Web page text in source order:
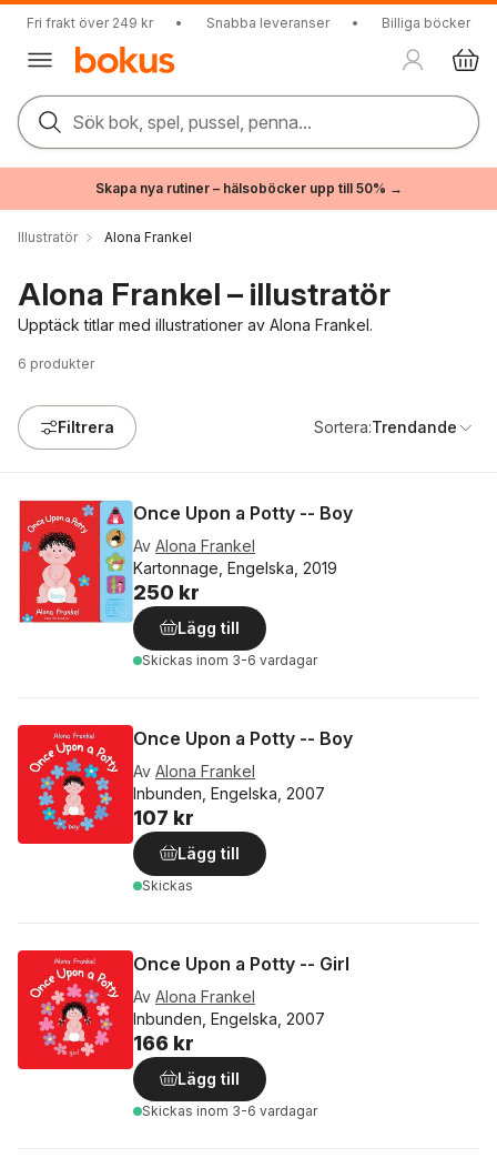
Fri frakt över 249 kr • Snabba leveranser • Billiga böcker
Sök bok, spel, pussel, penna...
Skapa nya rutiner – hälsoböcker upp till 50% →
Illustratör Alona Frankel
Alona Frankel – illustratör
Upptäck titlar med illustrationer av Alona Frankel.
6 produkter
Filtrera Sortera:Trendande
Once Upon a Potty -- Boy
Av Alona Frankel
Kartonnage, Engelska, 2019
250 kr
Lägg till
Skickas inom 3-6 vardagar
Once Upon a Potty -- Boy
Av Alona Frankel
Inbunden, Engelska, 2007
107 kr
Lägg till
Skickas
Once Upon a Potty -- Girl
Av Alona Frankel
Inbunden, Engelska, 2007
166 kr
Lägg till
Skickas inom 3-6 vardagar